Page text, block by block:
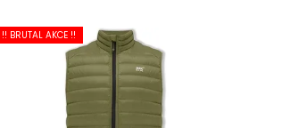
!! BRUTAL AKCE !!